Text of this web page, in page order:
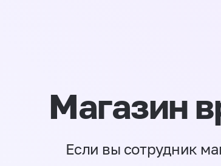
Магазин
Если вы сотрудник